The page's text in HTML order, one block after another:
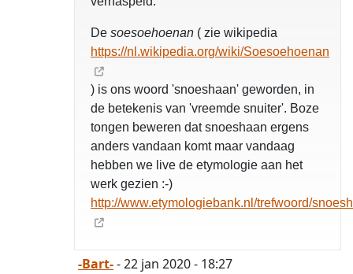
De soesoehoenan ( zie wikipedia
https://nl.wikipedia.org/wiki/Soesoehoenan
) is ons woord 'snoeshaan' geworden, in
de betekenis van 'vreemde snuiter'. Boze
tongen beweren dat snoeshaan ergens
anders vandaan komt maar vandaag
hebben we live de etymologie aan het
werk gezien :-)
http://www.etymologiebank.nl/trefwoord/
-Bart-- 22 jan 2020 - 18:27
opgelost